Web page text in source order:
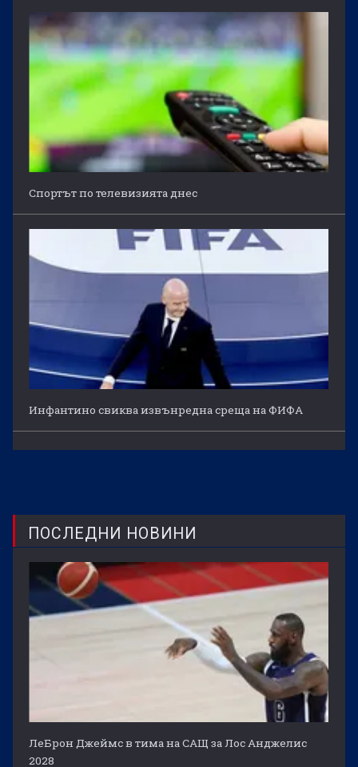
Спортът по телевизията днес
Инфантино свиква извънредна среща на ФИФА
ПОСЛЕДНИ НОВИНИ
ЛеБрон Джеймс в тима на САЩ за Лос Анджелис
2028